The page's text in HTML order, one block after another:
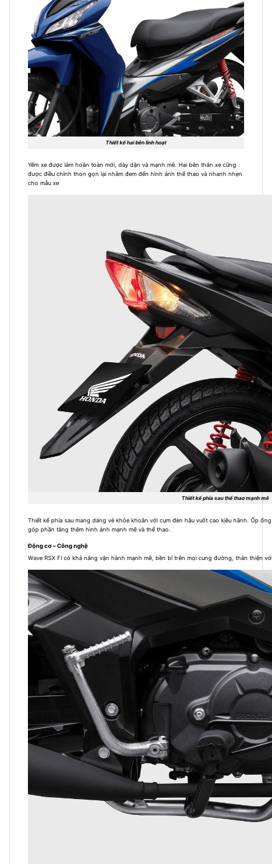
Thiết kế hai bên linh hoạt
Yếm xe được làm hoàn toàn mới, dày dặn và mạnh mẽ. Hai bên thân xe cũng
được điều chỉnh thon gọn lại nhằm đem đến hình ảnh thể thao và nhanh nhẹn
cho mẫu xe
Thiết kế phía sau thể thao mạnh mẽ
Thiết kế phía sau mang dáng vẻ khỏe khoắn với cụm đèn hậu vuốt cao kiêu hãnh. Ốp
góp phần tăng thêm hình ảnh mạnh mẽ và thể thao.
Động cơ – Công nghệ
Wave RSX FI có khả năng vận hành mạnh mẽ, bền bỉ trên mọi cung đường, thân thiện